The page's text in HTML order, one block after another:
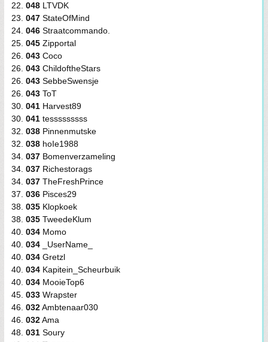
22. 048 LTVDK
23. 047 StateOfMind
24. 046 Straatcommando.
25. 045 Zipportal
26. 043 Coco
26. 043 ChildoftheStars
26. 043 SebbeSwensje
26. 043 ToT
30. 041 Harvest89
30. 041 tesssssssss
32. 038 Pinnenmutske
32. 038 hoIe1988
34. 037 Bomenverzameling
34. 037 Richestorags
34. 037 TheFreshPrince
37. 036 Pisces29
38. 035 Klopkoek
38. 035 TweedeKlum
40. 034 Momo
40. 034 _UserName_
40. 034 Gretzl
40. 034 Kapitein_Scheurbuik
40. 034 MooieTop6
45. 033 Wrapster
46. 032Ambtenaar030
46. 032Ama
48. 031 Soury